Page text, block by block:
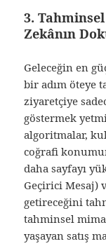
3.
Zekânın
Geleceğin en
bir adım öteye
ziyaretçiye
göstermek
algoritmalar,
coğrafi
daha sayfayı
Geçirici Mesaj)
getireceğini
tahminsel
yaşayan satış